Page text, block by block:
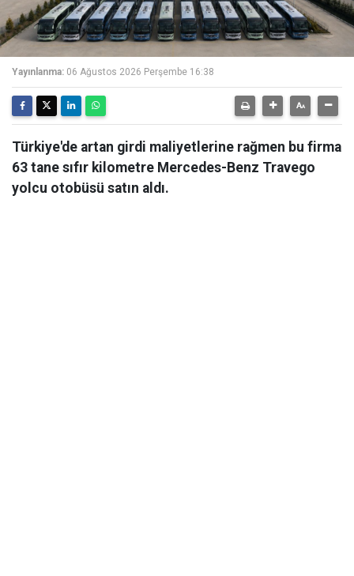
Yayınlanma: 06 Ağustos 2026 Perşembe 16:38
Türkiye'de artan girdi maliyetlerine rağmen bu firma
63 tane sıfır kilometre Mercedes-Benz Travego
yolcu otobüsü satın aldı.